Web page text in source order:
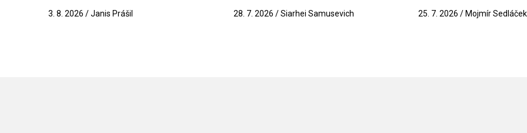
3. 8. 2026 / Janis Prášil 28. 7. 2026 / Siarhei Samusevich 25. 7. 2026 / Mojmír Sedláček